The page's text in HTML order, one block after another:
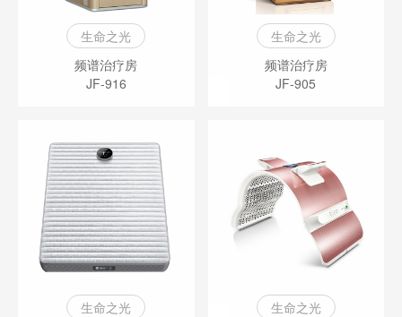
生命之光
频谱治疗房
JF-916
生命之光
频谱治疗房
JF-905
生命之光
生命之光